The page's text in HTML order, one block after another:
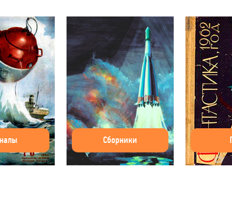
Сборники